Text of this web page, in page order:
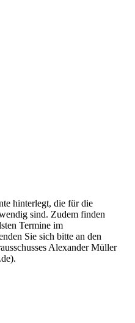
hinterlegt, die für die
sind. Zudem finden
Termine im
Sie sich bitte an den
Alexander Müller